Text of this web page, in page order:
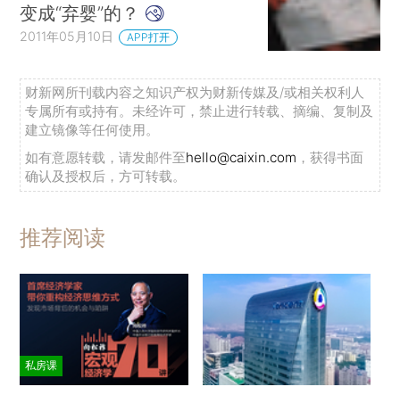
变成“弃婴”的？
2011年05月10日 APP打开
财新网所刊载内容之知识产权为财新传媒及/或相关权利人
专属所有或持有。未经许可，禁止进行转载、摘编、复制及
建立镜像等任何使用。
如有意愿转载，请发邮件至hello@caixin.com ，获得书面
确认及授权后，方可转载。
推荐阅读
私房课